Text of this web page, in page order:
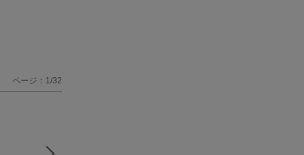
ページ：1/32